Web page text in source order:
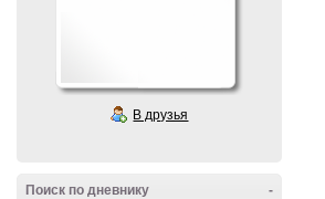
В друзья
-
Поиск по дневнику